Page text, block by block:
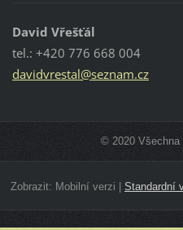
David Vřešťál
tel.: +420 776 668 004
davidvrestal@seznam.cz
© 2020 Všechna
Zobrazit: Mobilní verzi | Standardní